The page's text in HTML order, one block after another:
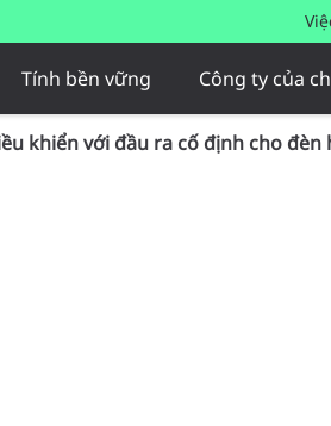
Tính bền vững Công ty của
khiển với đầu ra cố định cho đèn